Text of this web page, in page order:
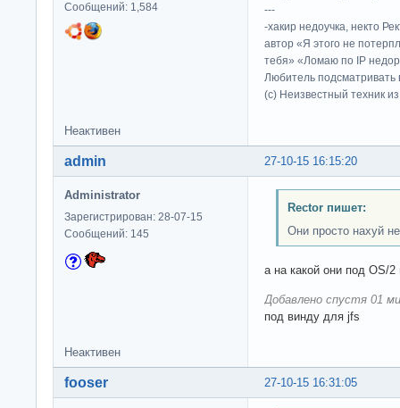
Сообщений: 1,584
---
-хакир недоучка, некто
автор «Я этого не
тебя» «Ломаю по IP
Любитель подсматривать
(c) Неизвестный техник
Неактивен
27-10-15 16:15:20
admin
Administrator
Зарегистрирован: 28-07-15
Сообщений: 145
Rector пишет:
Они просто нахуй
а на какой они под OS/
Добавлено спустя 01
под винду для jfs
Неактивен
27-10-15 16:31:05
fooser